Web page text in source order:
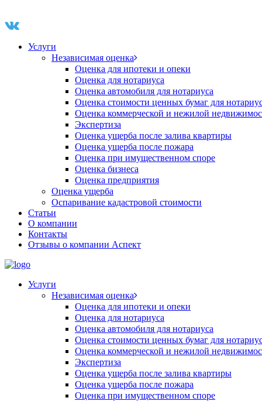
Услуги
Независимая оценка
Оценка для ипотеки и опеки
Оценка для нотариуса
Оценка автомобиля для нотариуса
Оценка стоимости ценных бумаг для
Оценка коммерческой и нежилой
Экспертиза
Оценка ущерба после залива квартиры
Оценка ущерба после пожара
Оценка при имущественном споре
Оценка бизнеса
Оценка предприятия
Оценка ущерба
Оспаривание кадастровой стоимости
Статьи
О компании
Контакты
Отзывы о компании Аспект
Услуги
Независимая оценка
Оценка для ипотеки и опеки
Оценка для нотариуса
Оценка автомобиля для нотариуса
Оценка стоимости ценных бумаг для
Оценка коммерческой и нежилой
Экспертиза
Оценка ущерба после залива квартиры
Оценка ущерба после пожара
Оценка при имущественном споре